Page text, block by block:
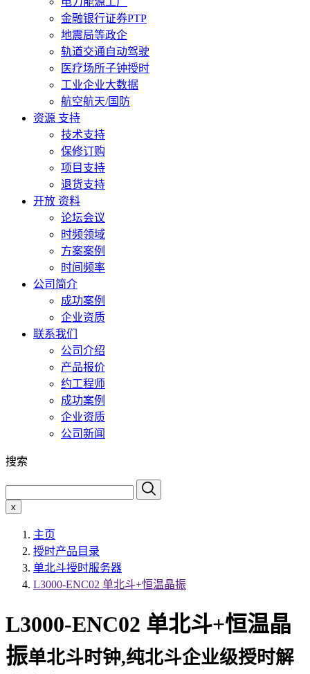
金融银行证券PTP
地震局等政企
轨道交通自动驾驶
医疗场所子钟授时
工业企业大数据
航空航天/国防
资源 支持
技术支持
保修订购
项目支持
退货支持
开放 资料
论坛会议
时频领域
方案案例
时间频率
公司简介
成功案例
企业资质
联系我们
公司介绍
产品报价
约工程师
成功案例
企业资质
公司新闻
搜索
x
主页
授时产品目录
单北斗授时服务器
L3000-ENC02 单北斗+恒温晶振
L3000-ENC02 单北斗+恒温晶
振单北斗时钟,纯北斗企业级授时解